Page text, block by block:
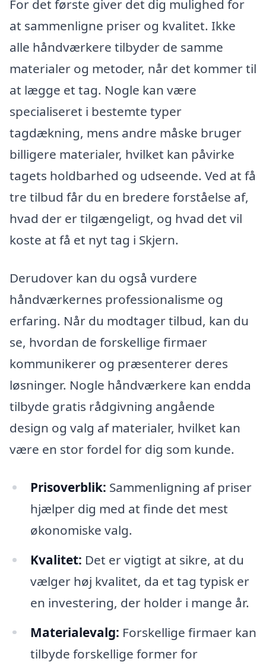
For det første giver det dig mulighed for
at sammenligne priser og kvalitet. Ikke
alle håndværkere tilbyder de samme
materialer og metoder, når det kommer til
at lægge et tag. Nogle kan være
specialiseret i bestemte typer
tagdækning, mens andre måske bruger
billigere materialer, hvilket kan påvirke
tagets holdbarhed og udseende. Ved at få
tre tilbud får du en bredere forståelse af,
hvad der er tilgængeligt, og hvad det vil
koste at få et nyt tag i Skjern.
Derudover kan du også vurdere
håndværkernes professionalisme og
erfaring. Når du modtager tilbud, kan du
se, hvordan de forskellige firmaer
kommunikerer og præsenterer deres
løsninger. Nogle håndværkere kan endda
tilbyde gratis rådgivning angående
design og valg af materialer, hvilket kan
være en stor fordel for dig som kunde.
Prisoverblik: Sammenligning af priser
hjælper dig med at finde det mest
økonomiske valg.
Kvalitet: Det er vigtigt at sikre, at du
vælger høj kvalitet, da et tag typisk er
en investering, der holder i mange år.
Materialevalg: Forskellige firmaer kan
tilbyde forskellige former for